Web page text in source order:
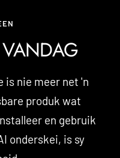
is nie meer net 'n
produk wat
en gebruik
onderskei, is sy